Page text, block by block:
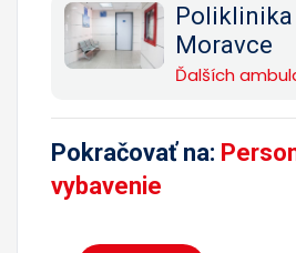
Moravce
Ďalších
Pokračovať na:
vybavenie